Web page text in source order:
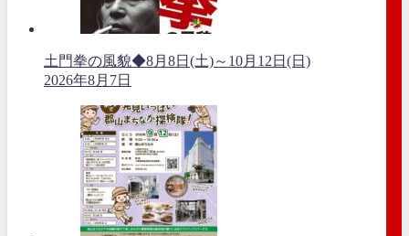
土門拳の風貌◆8月8日(土)～10月12日(日)
2026年8月7日